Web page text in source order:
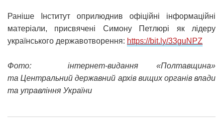
Раніше Інститут оприлюднив офіційні інформаційні
матеріали, присвячені Симону Петлюрі як лідеру
українського державотворення: https://bit.ly/33guNPZ
Фото: інтернет-видання «Полтавщина»
та Центральний державний архів вищих органів влади
та управління України